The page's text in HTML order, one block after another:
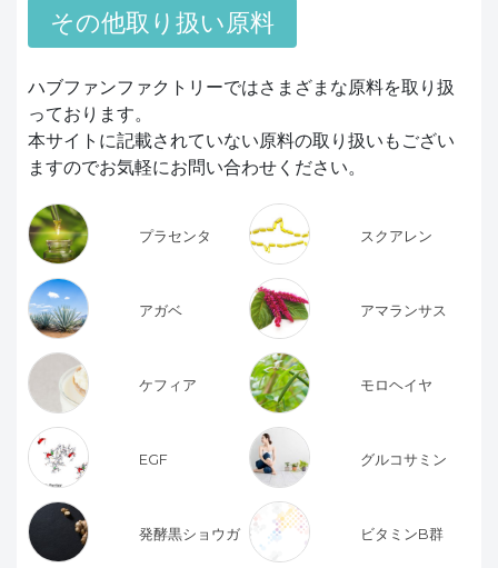
その他取り扱い原料
ハブファンファクトリーではさまざまな原料を取り扱
っております。
本サイトに記載されていない原料の取り扱いもござい
ますのでお気軽にお問い合わせください。
プラセンタ スクアレン
アガベ アマランサス
ケフィア モロヘイヤ
EGF グルコサミン
発酵黒ショウガ ビタミンB群